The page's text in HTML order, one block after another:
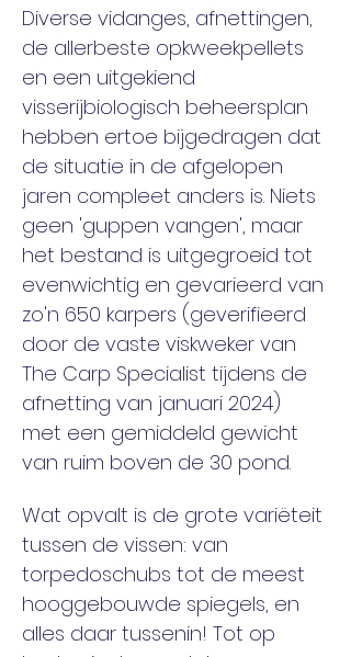
Diverse vidanges, afnettingen,
de allerbeste opkweekpellets
en een uitgekiend
visserijbiologisch beheersplan
hebben ertoe bijgedragen dat
de situatie in de afgelopen
jaren compleet anders is. Niets
geen 'guppen vangen', maar
het bestand is uitgegroeid tot
evenwichtig en gevarieerd van
zo'n 650 karpers (geverifieerd
door de vaste viskweker van
The Carp Specialist tijdens de
afnetting van januari 2024)
met een gemiddeld gewicht
van ruim boven de 30 pond.
Wat opvalt is de grote variëteit
tussen de vissen: van
torpedoschubs tot de meest
hooggebouwde spiegels, en
alles daar tussenin! Tot op